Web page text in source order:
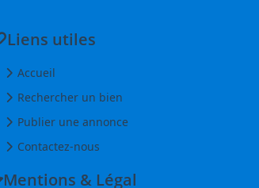
Liens utiles
Accueil
Rechercher un bien
Publier une annonce
Contactez-nous
Mentions & Légal